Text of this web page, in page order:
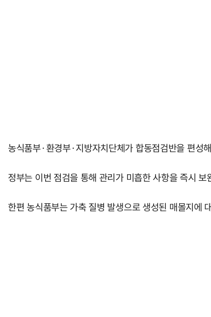
농식품부·환경부·지방자치단체가 합동점검반을 편성
정부는 이번 점검을 통해 관리가 미흡한 사항을 즉시
한편 농식품부는 가축 질병 발생으로 생성된 매몰지에